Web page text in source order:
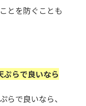
とを防ぐことも
ぷらで良いなら
らで良いなら、